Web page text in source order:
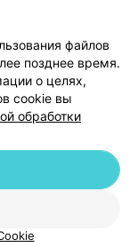
Республика Беларусь,
файлов
позднее время.
о целях,
cookie вы
обработки